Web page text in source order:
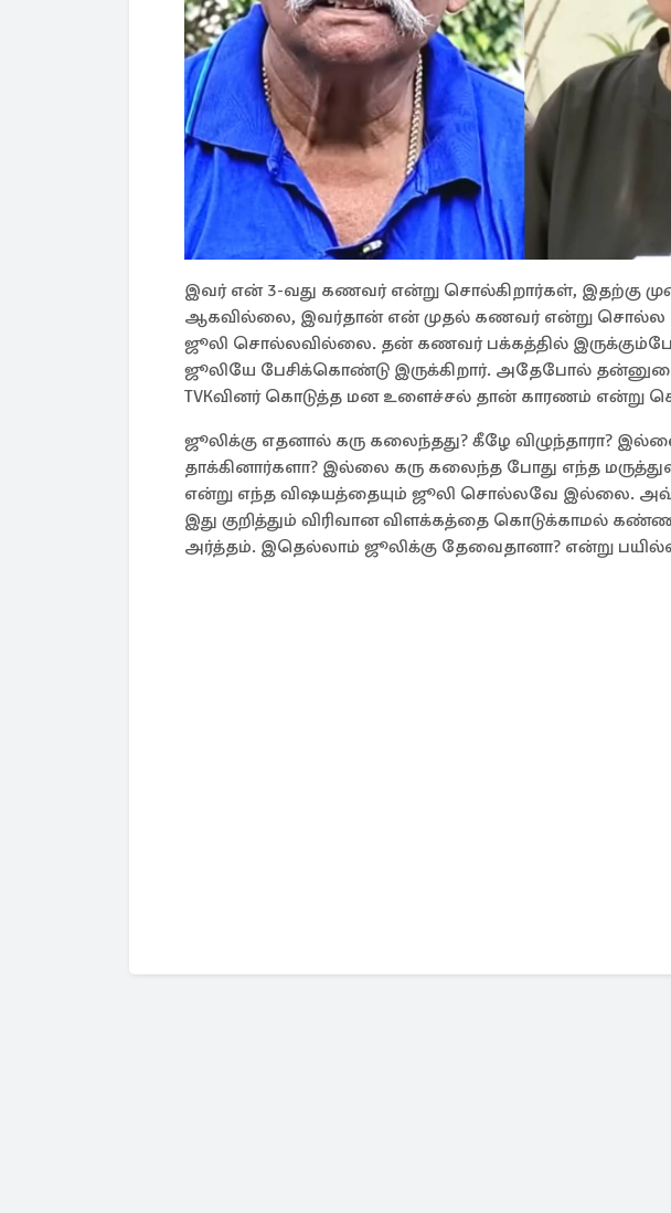
இவர் என் 3-வது கணவர் என்று சொல்கிறார்கள், இதற்கு
ஆகவில்லை, இவர்தான் என் முதல் கணவர் என்று சொல்ல
ஜூலி சொல்லவில்லை. தன் கணவர் பக்கத்தில்
ஜூலியே பேசிக்கொண்டு இருக்கிறார். அதேபோல்
TVKவினர் கொடுத்த மன உளைச்சல் தான் காரணம் என்று
ஜூலிக்கு எதனால் கரு கலைந்தது? கீழே விழுந்தாரா?
தாக்கினார்களா? இல்லை கரு கலைந்த போது எந்த
என்று எந்த விஷயத்தையும் ஜூலி சொல்லவே இல்லை.
இது குறித்தும் விரிவான விளக்கத்தை கொடுக்காமல்
அர்த்தம். இதெல்லாம் ஜூலிக்கு தேவைதானா? என்று